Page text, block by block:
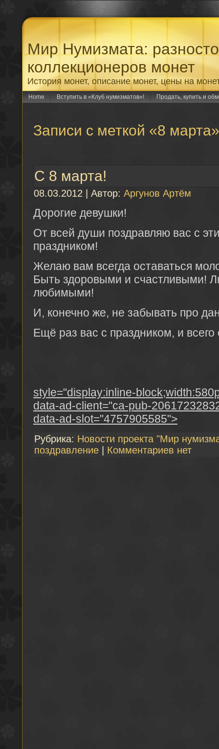
Мир Нумизмата:
коллекционеров монет
История монет, описание монет, цены на
Home Вступить в «Клуб нумизматов»! Продать, купить и
Записи с меткой «8 марта»
С 8 марта!
08.03.2012 | Автор: Аргунов Артём
Дорогие девушки!
От всей души поздравляю вас с
праздником!
Желаю вам всегда оставаться
Быть здоровыми и счастливыми!
любимыми!
И, конечно же, не забывать про
Ещё раз вас с праздником, и всего
style="display:inline-
data-ad-client="ca-pub-
data-ad-slot="4757905585">
Рубрика: Новости проекта "Мир
поздравление
Комментариев нет